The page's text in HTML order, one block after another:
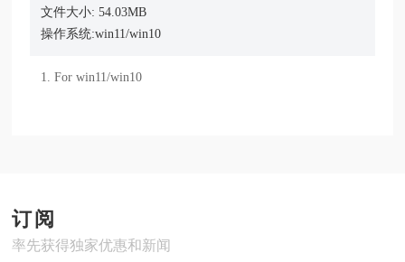
文件大小: 54.03MB
操作系统:win11/win10
1. For win11/win10
订阅
率先获得独家优惠和新闻